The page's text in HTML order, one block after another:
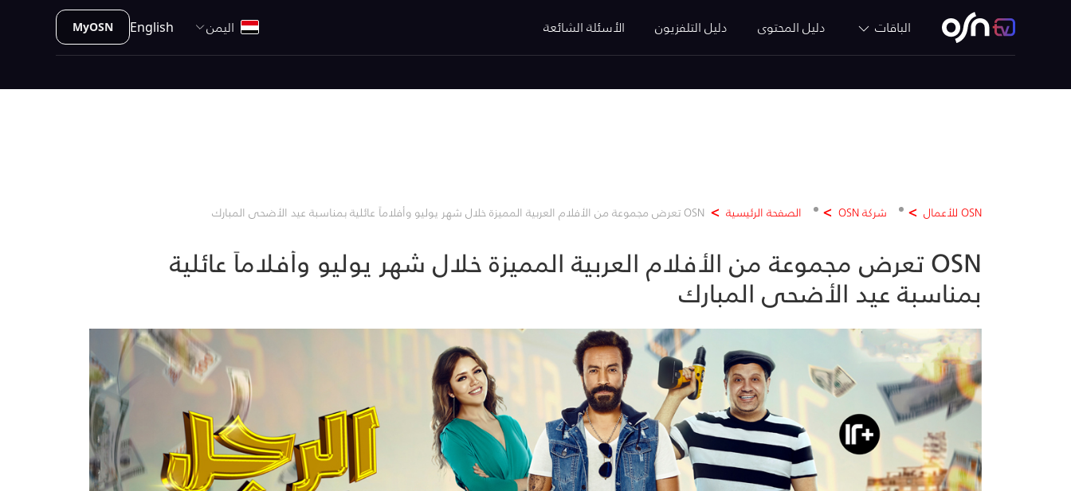
الباقات دليل المحتوى دليل التلفزيون الأسئلة الشائعة اليمن English
MyOSN
الصفحة الرئيسية OSN تعرض مجموعة من الأفلام العربية المميزة خلال شهر يوليو وأفلاماً عائلية بمناسبة عيد الأضحى المبارك OSN للأعمال شركة OSN
OSN تعرض مجموعة من الأفلام العربية المميزة خلال شهر يوليو وأفلاماً عائلية
بمناسبة عيد الأضحى المبارك